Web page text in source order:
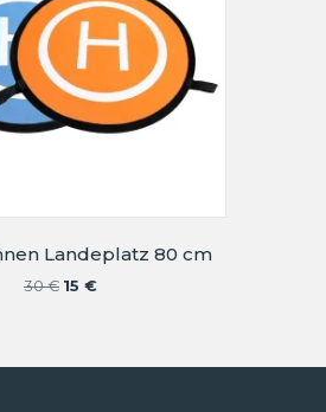
Landeplatz 80 cm
30€ Ursprünglicher
15 €Aktueller